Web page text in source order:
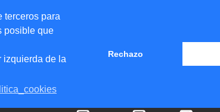
terceros para
posible que
izquierda de la
Rechazo